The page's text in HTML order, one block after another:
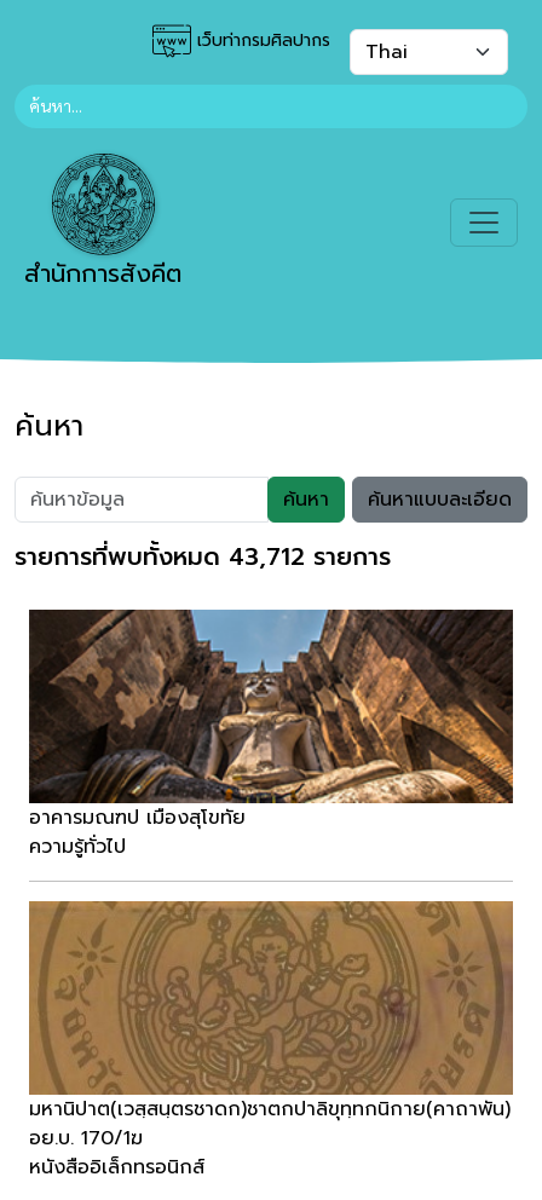
เว็บท่ากรมศิลปากร
สำนักการสังคีต
ค้นหา
ค้นหา ค้นหาแบบละเอียด
รายการที่พบทั้งหมด 43,712 รายการ
อาคารมณฑป เมืองสุโขทัย
ความรู้ทั่วไป
มหานิปาต(เวสฺสนฺตรชาดก)ชาตกปาลิขุทฺทกนิกาย(คาถาพัน)
อย.บ. 170/1ฆ
หนังสืออิเล็กทรอนิกส์